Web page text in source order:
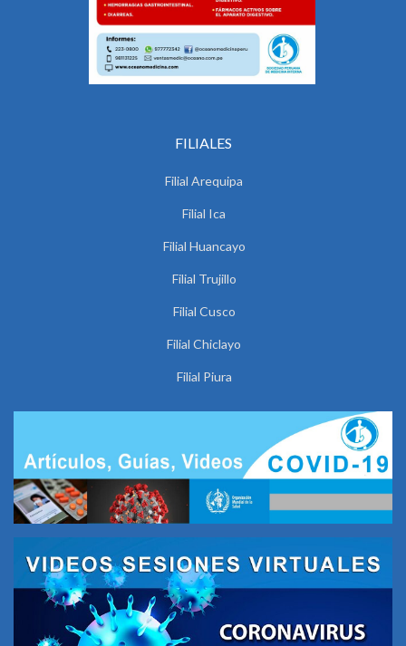
FILIALES
Filial Arequipa
Filial Ica
Filial Huancayo
Filial Trujillo
Filial Cusco
Filial Chiclayo
Filial Piura